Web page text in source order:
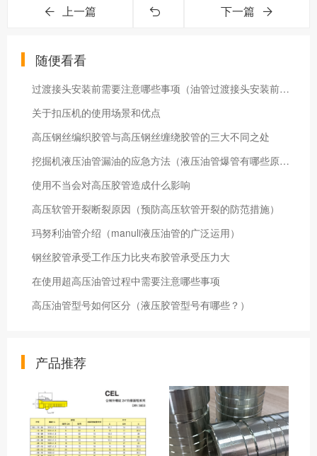
上一篇 下一篇
随便看看
过渡接头安装前需要注意哪些事项（油管过渡接头安装前应做好清洁）
关于扣压机的使用场景和优点
高压钢丝编织胶管与高压钢丝缠绕胶管的三大不同之处
挖掘机液压油管漏油的应急方法（液压油管爆管有哪些原因）
使用不当会对高压胶管造成什么影响
高压软管开裂断裂原因（预防高压软管开裂的防范措施）
玛努利油管介绍（manuli液压油管的广泛运用）
钢丝胶管承受工作压力比夹布胶管承受压力大
在使用超高压油管过程中需要注意哪些事项
高压油管型号如何区分（液压胶管型号有哪些？）
产品推荐